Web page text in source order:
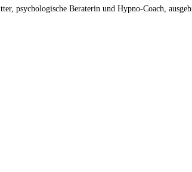
psychologische Beraterin und Hypno-Coach,